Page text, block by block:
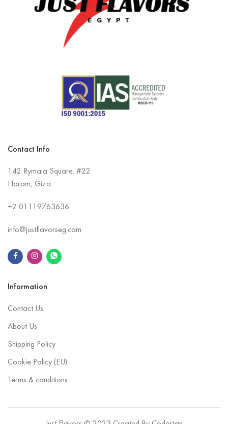
Contact Info
142 Rymaia Square. #22
Haram, Giza
+2 01119763636
info@justflavorseg.com
Information
Contact Us
About Us
Shipping Policy
Cookie Policy (EU)
Terms & conditions